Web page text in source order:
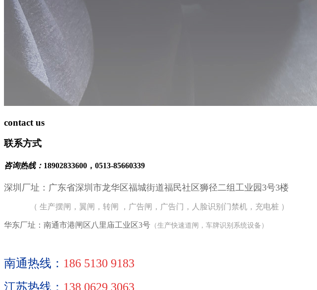
contact us
联系方式
咨询热线： 18902833600，0513-85660339
深圳厂址： 广东省深圳市龙华区福城街道福民社区狮径二组工业园3号3楼
（ 生产摆闸，翼闸，转闸 ，广告闸，广告门，人脸识别门禁机，充电桩 ）
华东厂址：南通市港闸区八里庙工业区3号 （生产快速道闸，车牌识别系统设备 ）
南通热线： 186 5130 9183
江苏热线： 138 0629 3063